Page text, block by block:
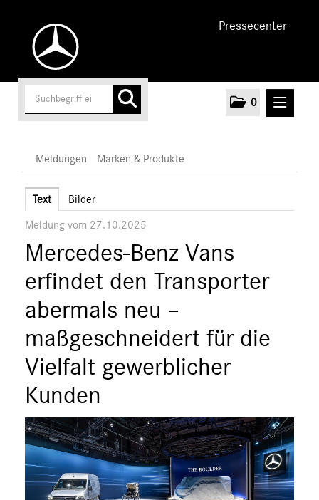
Pressecenter
0
Unternehmen
Cars
Vans
Marken & Produkte
MEDIA
ÜBER UNS
ANSPRECHPARTNER
Meldungen Marken & Produkte
Text Bilder
Meldung vom 27.10.2025
Mercedes-Benz Vans
erfindet den Transporter
abermals neu –
maßgeschneidert für die
Vielfalt gewerblicher
Kunden